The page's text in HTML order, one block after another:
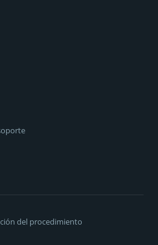
del procedimiento